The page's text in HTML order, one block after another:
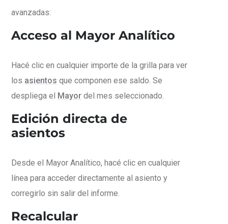
avanzadas:
Acceso al Mayor Analítico
Hacé clic en cualquier importe de la grilla para ver
los asientos que componen ese saldo. Se
despliega el Mayor del mes seleccionado.
Edición directa de
asientos
Desde el Mayor Analítico, hacé clic en cualquier
línea para acceder directamente al asiento y
corregirlo sin salir del informe.
Recalcular